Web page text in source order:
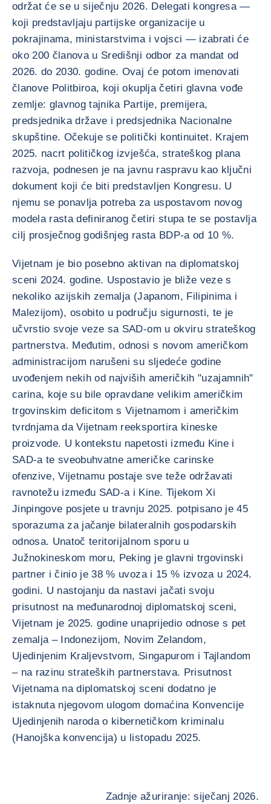
održat će se u siječnju 2026. Delegati kongresa —
koji predstavljaju partijske organizacije u
pokrajinama, ministarstvima i vojsci — izabrati će
oko 200 članova u Središnji odbor za mandat od
2026. do 2030. godine. Ovaj će potom imenovati
članove Politbiroa, koji okuplja četiri glavna vođe
zemlje: glavnog tajnika Partije, premijera,
predsjednika države i predsjednika Nacionalne
skupštine. Očekuje se politički kontinuitet. Krajem
2025. nacrt političkog izvješća, strateškog plana
razvoja, podnesen je na javnu raspravu kao ključni
dokument koji će biti predstavljen Kongresu. U
njemu se ponavlja potreba za uspostavom novog
modela rasta definiranog četiri stupa te se postavlja
cilj prosječnog godišnjeg rasta BDP-a od 10 %.
Vijetnam je bio posebno aktivan na diplomatskoj
sceni 2024. godine. Uspostavio je bliže veze s
nekoliko azijskih zemalja (Japanom, Filipinima i
Malezijom), osobito u području sigurnosti, te je
učvrstio svoje veze sa SAD-om u okviru strateškog
partnerstva. Međutim, odnosi s novom američkom
administracijom narušeni su sljedeće godine
uvođenjem nekih od najviših američkih "uzajamnih"
carina, koje su bile opravdane velikim američkim
trgovinskim deficitom s Vijetnamom i američkim
tvrdnjama da Vijetnam reeksportira kineske
proizvode. U kontekstu napetosti između Kine i
SAD-a te sveobuhvatne američke carinske
ofenzive, Vijetnamu postaje sve teže održavati
ravnotežu između SAD-a i Kine. Tijekom Xi
Jinpingove posjete u travnju 2025. potpisano je 45
sporazuma za jačanje bilateralnih gospodarskih
odnosa. Unatoč teritorijalnom sporu u
Južnokineskom moru, Peking je glavni trgovinski
partner i činio je 38 % uvoza i 15 % izvoza u 2024.
godini. U nastojanju da nastavi jačati svoju
prisutnost na međunarodnoj diplomatskoj sceni,
Vijetnam je 2025. godine unaprijedio odnose s pet
zemalja – Indonezijom, Novim Zelandom,
Ujedinjenim Kraljevstvom, Singapurom i Tajlandom
– na razinu strateških partnerstava. Prisutnost
Vijetnama na diplomatskoj sceni dodatno je
istaknuta njegovom ulogom domaćina Konvencije
Ujedinjenih naroda o kibernetičkom kriminalu
(Hanojška konvencija) u listopadu 2025.
Zadnje ažuriranje: siječanj 2026.